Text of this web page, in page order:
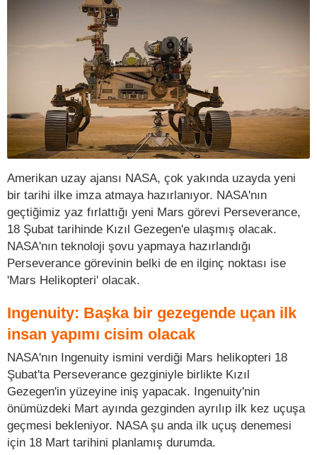
Amerikan uzay ajansı NASA, çok yakında uzayda yeni
bir tarihi ilke imza atmaya hazırlanıyor. NASA'nın
geçtiğimiz yaz fırlattığı yeni Mars görevi Perseverance,
18 Şubat tarihinde Kızıl Gezegen'e ulaşmış olacak.
NASA'nın teknoloji şovu yapmaya hazırlandığı
Perseverance görevinin belki de en ilginç noktası ise
'Mars Helikopteri' olacak.
Ingenuity: Başka bir gezegende uçan ilk
insan yapımı cisim olacak
NASA'nın Ingenuity ismini verdiği Mars helikopteri 18
Şubat'ta Perseverance gezginiyle birlikte Kızıl
Gezegen'in yüzeyine iniş yapacak. Ingenuity'nin
önümüzdeki Mart ayında gezginden ayrılıp ilk kez uçuşa
geçmesi bekleniyor. NASA şu anda ilk uçuş denemesi
için 18 Mart tarihini planlamış durumda.